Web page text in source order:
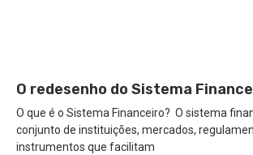
O redesenho do Sistema
O que é o Sistema Financeiro? O sistema
conjunto de instituições, mercados,
instrumentos que facilitam